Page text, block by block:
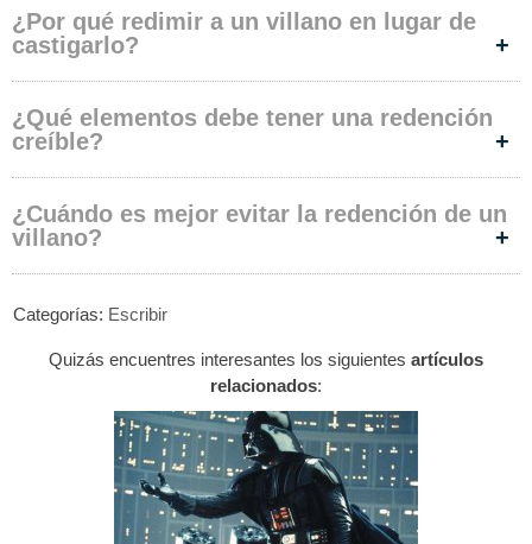
¿Por qué redimir a un villano en lugar de
castigarlo?
¿Qué elementos debe tener una redención
creíble?
¿Cuándo es mejor evitar la redención de un
villano?
Categorías: Escribir
Quizás encuentres interesantes los siguientes artículos
relacionados: